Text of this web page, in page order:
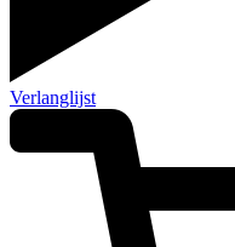
Verlanglijst